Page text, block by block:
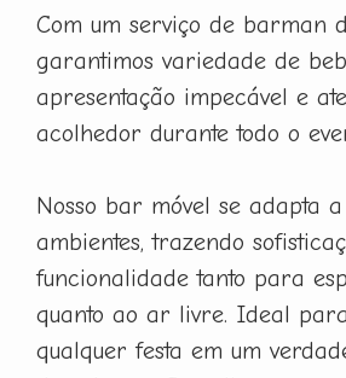
Com um serviço de barman
garantimos variedade de
apresentação impecável e
acolhedor durante todo o
Nosso bar móvel se adapta
ambientes, trazendo
funcionalidade tanto para
quanto ao ar livre. Ideal
qualquer festa em um